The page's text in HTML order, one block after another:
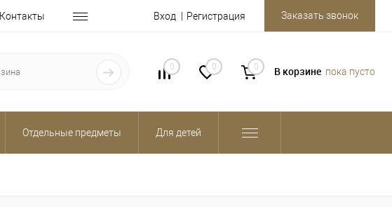
Контакты Вход Регистрация Заказать звонок
0 0 0 В корзине пока пусто
Отдельные предметы Для детей